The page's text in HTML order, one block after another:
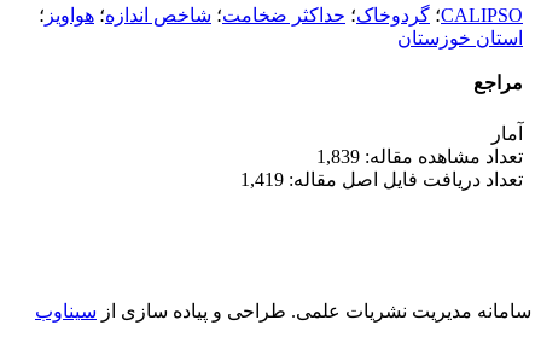
CALIPSO؛ گردوخاک؛ حداکثر ضخامت؛ شاخص اندازه؛ هواویز ؛
استان خوزستان
مراجع
آمار
تعداد مشاهده مقاله: 1,839
تعداد دریافت فایل اصل مقاله: 1,419
سامانه مدیریت نشریات علمی. طراحی و پیاده سازی از سیناوب